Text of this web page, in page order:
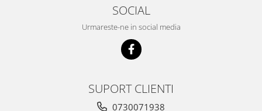
SOCIAL
Urmareste-ne in social media
SUPORT CLIENTI
0730071938